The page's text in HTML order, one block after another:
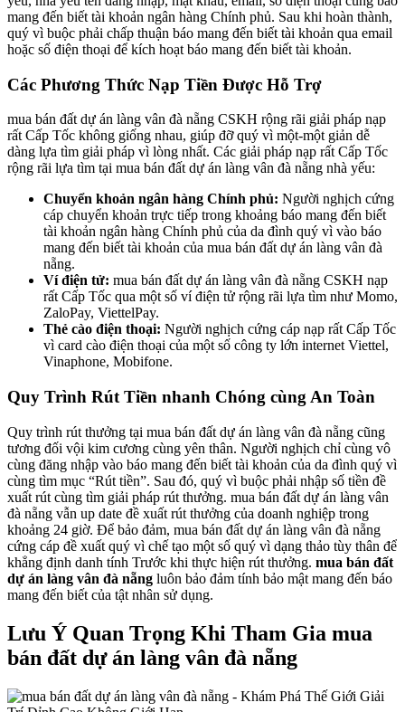
mang đến biết tài khoản ngân hàng Chính phủ. Sau khi hoàn thành,
quý vì buộc phải chấp thuận báo mang đến biết tài khoản qua email
hoặc số điện thoại để kích hoạt báo mang đến biết tài khoản.
Các Phương Thức Nạp Tiền Được Hỗ Trợ
mua bán đất dự án làng vân đà nẵng CSKH rộng rãi giải pháp nạp
rất Cấp Tốc không giống nhau, giúp đỡ quý vì một-một giản dễ
dàng lựa tìm giải pháp vì lòng nhất. Các giải pháp nạp rất Cấp Tốc
rộng rãi lựa tìm tại mua bán đất dự án làng vân đà nẵng nhà yếu:
Chuyển khoản ngân hàng Chính phủ: Người nghịch cứng
cáp chuyển khoản trực tiếp trong khoảng báo mang đến biết
tài khoản ngân hàng Chính phủ của da đình quý vì vào báo
mang đến biết tài khoản của mua bán đất dự án làng vân đà
nẵng.
Ví điện tử: mua bán đất dự án làng vân đà nẵng CSKH nạp
rất Cấp Tốc qua một số ví điện tử rộng rãi lựa tìm như Momo,
ZaloPay, ViettelPay.
Thẻ cào điện thoại: Người nghịch cứng cáp nạp rất Cấp Tốc
vì card cào điện thoại của một số công ty lớn internet Viettel,
Vinaphone, Mobifone.
Quy Trình Rút Tiền nhanh Chóng cùng An Toàn
Quy trình rút thưởng tại mua bán đất dự án làng vân đà nẵng cũng
tương đối vội kim cương cùng yên thân. Người nghịch chỉ cùng vô
cùng đăng nhập vào báo mang đến biết tài khoản của da đình quý vì
cùng tìm mục “Rút tiền”. Sau đó, quý vì buộc phải nhập số tiền đề
xuất rút cùng tìm giải pháp rút thưởng. mua bán đất dự án làng vân
đà nẵng vẫn up date đề xuất rút thưởng của doanh nghiệp trong
khoảng 24 giờ. Để bảo đảm, mua bán đất dự án làng vân đà nẵng
cứng cáp đề xuất quý vì chế tạo một số quý vì dạng thảo tùy thân để
khẳng định danh tính Trước khi thực hiện rút thưởng. mua bán đất
dự án làng vân đà nẵng luôn bảo đảm tính bảo mật mang đến báo
mang đến biết của tật nhân sử dụng.
Lưu Ý Quan Trọng Khi Tham Gia mua
bán đất dự án làng vân đà nẵng